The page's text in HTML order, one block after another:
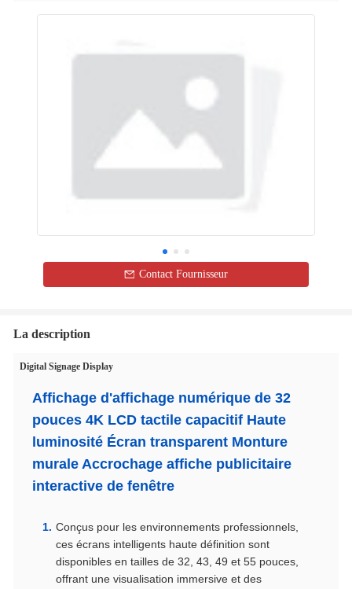
Contact Fournisseur
La description
Digital Signage Display
Affichage d'affichage numérique de 32
pouces 4K LCD tactile capacitif Haute
luminosité Écran transparent Monture
murale Accrochage affiche publicitaire
interactive de fenêtre
Conçus pour les environnements professionnels,
ces écrans intelligents haute définition sont
disponibles en tailles de 32, 43, 49 et 55 pouces,
offrant une visualisation immersive et des